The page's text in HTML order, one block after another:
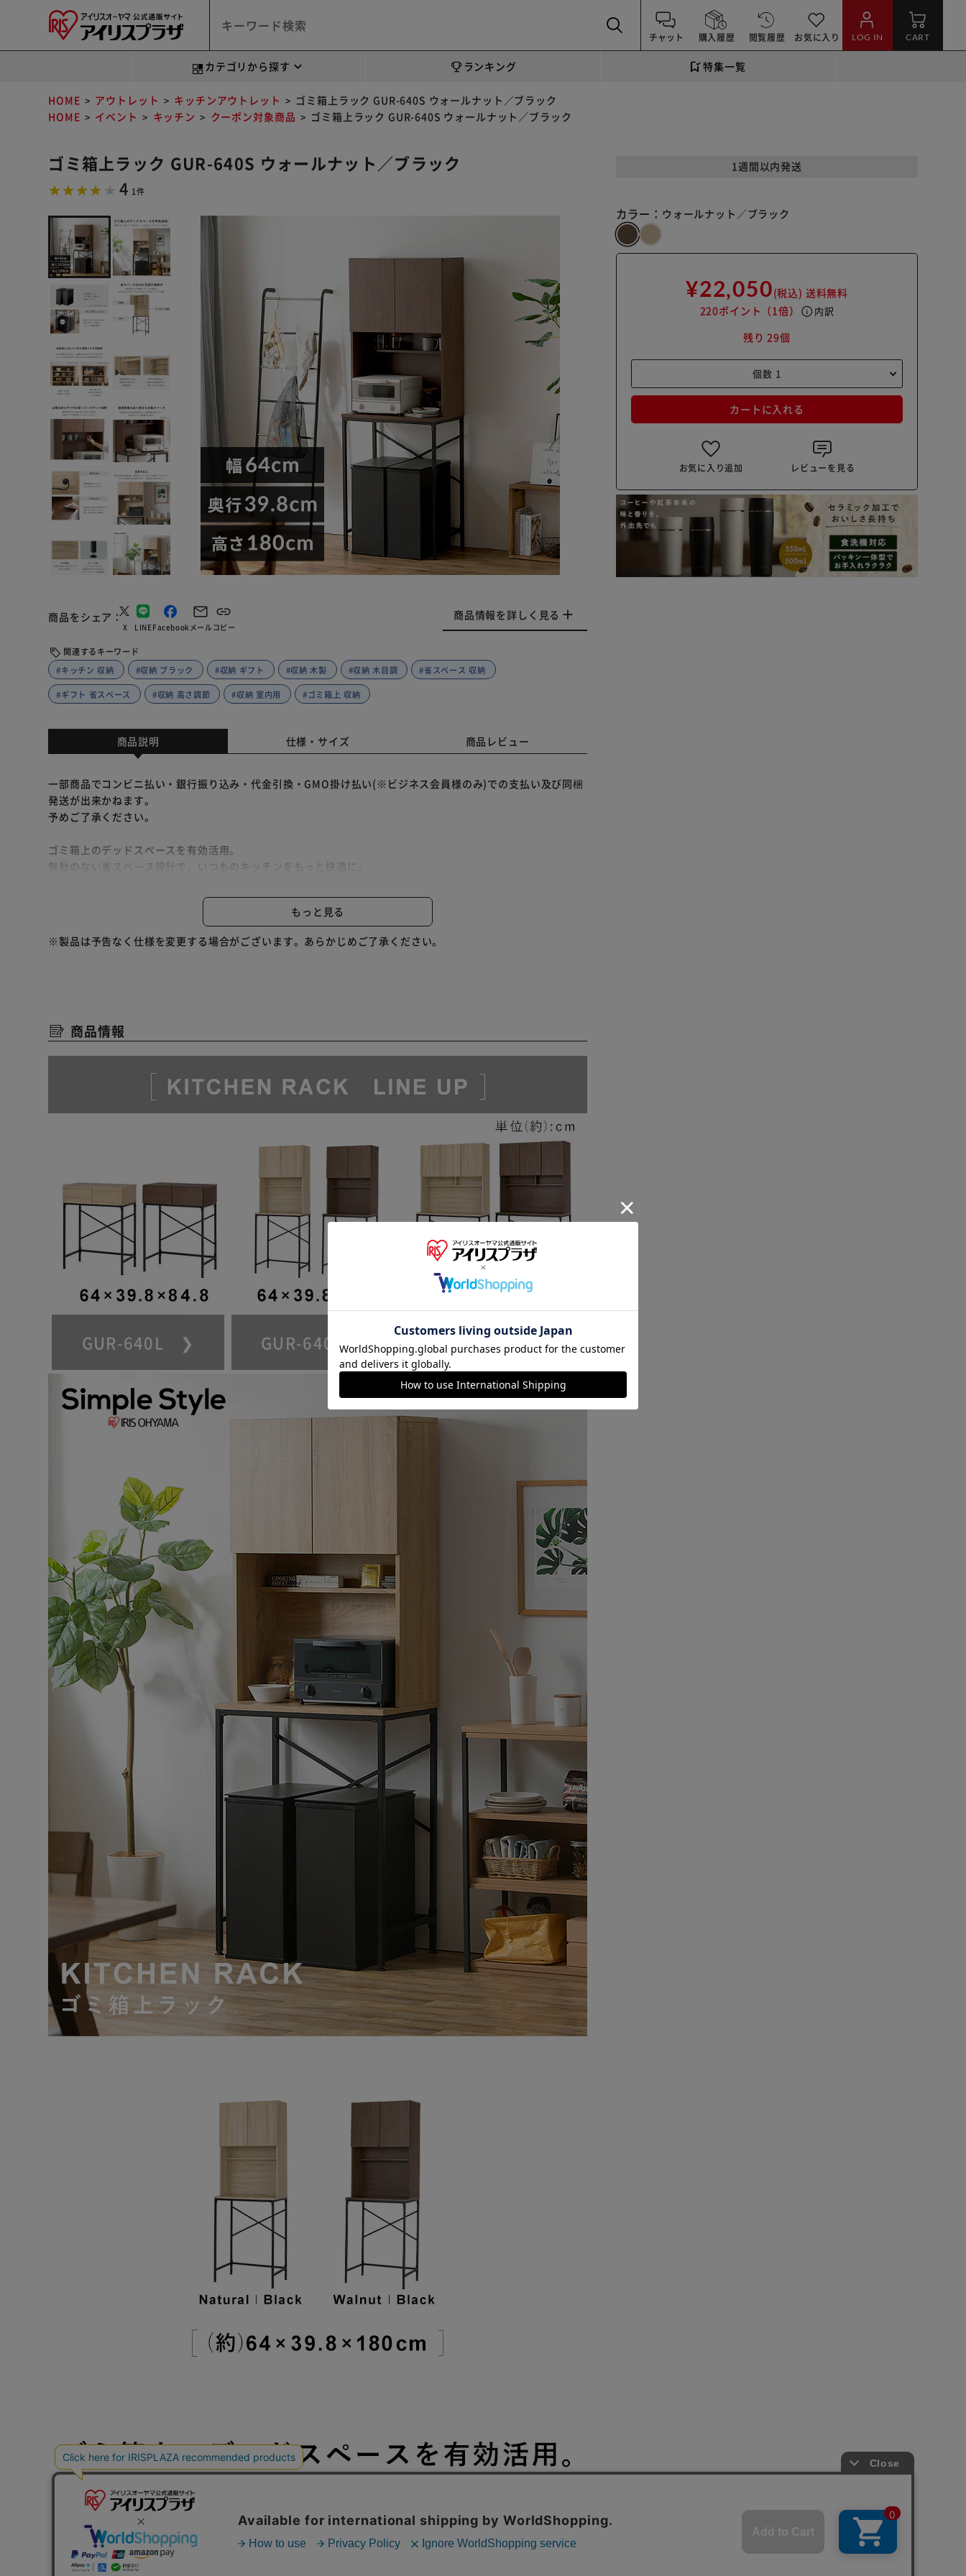
チャット 購入履歴 閲覧履歴 お気に入り LOG IN CART
カテゴリから探す ランキング 特集一覧
HOME アウトレット キッチンアウトレット
ゴミ箱上ラック GUR-640S ウォールナット／ブラック
HOME
イベント キッチン クーポン対象商品 ゴミ箱上ラック GUR-640S ウォールナット／ブラック
ゴミ箱上ラック GUR-640S ウォールナット／ブラック
4 1件
商品をシェア
X LINEFacebook メールコピー
商品情報を詳しく見る
関連するキーワード
#キッチン 収納
#収納 ブラック #収納 ギフト #収納 木製 #収納 木目調 #省スペース 収納
#ギフト 省スペース #収納 高さ調節 #収納 室内用 #ゴミ箱上 収納
1週間以内発送
カラー： ウォールナット／ブラック
¥22,050(税込) 送料無料
220ポイント （1倍） info 内訳
残り 29個
カートに入れる
お気に入り追加 レビューを見る
商品説明 仕様・サイズ 商品レビュー
一部商品でコンビニ払い・銀行振り込み・代金引換・GMO掛け払い(※ビジネス会員様のみ)での支払い及び同梱
発送が出来かねます。
予めご了承ください。
ゴミ箱上のデッドスペースを有効活用。
無駄のない省スペース設計で、いつものキッチンをもっと快適に。
ラック下部がゴミ箱などを置ける収納スペースになっています。
高さにゆとりがあるから蓋付きのゴミ箱でも開閉可能。
収納スペースを無駄なく使えます。
◆必要な時にすぐ手が届くディスプレイ収納
調味料などの小物を並べて揃えて収納。
お気に入りの雑貨のディスプレイにも。
調理家電を置いたり作業台としても使用できます。
★お客様組立★
もっと見る
※製品は予告なく仕様を変更する場合がございます。あらかじめご了承ください。
商品情報
GUR-640L ❯ GUR-640S ❯ GUR-935H ❯
※ご確認ください